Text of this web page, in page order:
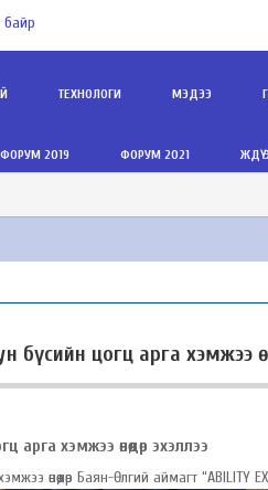
байр
ТЕХНОЛОГИ МЭДЭЭ
ФОРУМ 2019 ФОРУМ 2021 ЖДҮ
бүсийн цогц арга хэмжээ
хэмжээ өнөөдөр эхэллээ
өнөөдөр Баян-Өлгий аймагт “ABILITY